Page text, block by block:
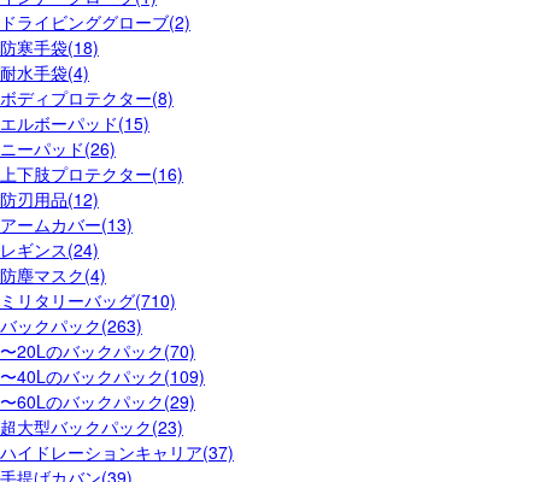
ドライビンググローブ(2)
防寒手袋(18)
耐水手袋(4)
ボディプロテクター(8)
エルボーパッド(15)
ニーパッド(26)
上下肢プロテクター(16)
防刃用品(12)
アームカバー(13)
レギンス(24)
防塵マスク(4)
ミリタリーバッグ(710)
バックパック(263)
〜20Lのバックパック(70)
〜40Lのバックパック(109)
〜60Lのバックパック(29)
超大型バックパック(23)
ハイドレーションキャリア(37)
手提げカバン(39)